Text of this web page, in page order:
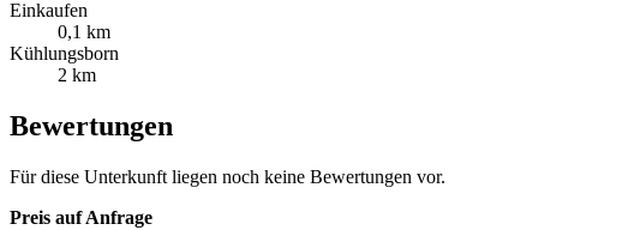
Einkaufen
0,1 km
Kühlungsborn
2 km
Bewertungen
Für diese Unterkunft liegen noch keine Bewertungen vor.
Preis auf Anfrage